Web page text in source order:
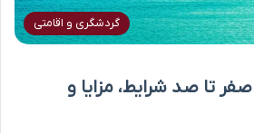
گردشگری و اقامتی
تا صد شرایط، مزایا و